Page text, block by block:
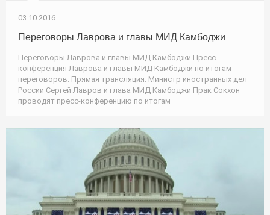
03.10.2016
Переговоры Лаврова и главы МИД Камбоджи
Переговоры Лаврова и главы МИД Камбоджи Пресс-
конференция Лаврова и главы МИД Камбоджи по итогам
переговоров. Прямая трансляция. Министр иностранных дел
России Сергей Лавров и глава МИД Камбоджи Прак Сокхон
проводят пресс-конференцию по итогам